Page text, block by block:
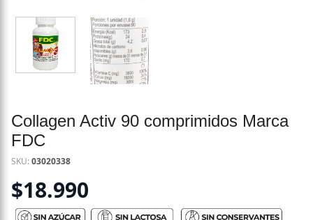
Collagen Activ 90 comprimidos Marca
FDC
SKU:03020338
$18.990